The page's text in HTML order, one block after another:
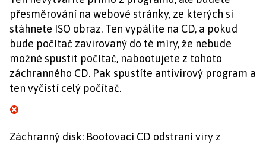
přesměrování na webové stránky, ze kterých si
stáhnete ISO obraz. Ten vypálíte na CD, a pokud
bude počítač zavirovaný do té míry, že nebude
možné spustit počítač, nabootujete z tohoto
záchranného CD. Pak spustíte antivirový program a
ten vyčistí celý počítač.
Záchranný disk: Bootovací CD odstraní viry z